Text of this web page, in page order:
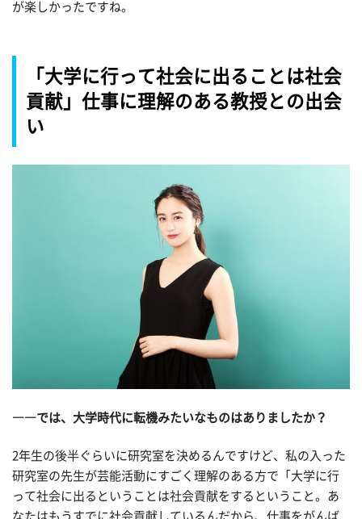
が楽しかったですね。
「大学に行って社会に出ることは社会
貢献」仕事に理解のある教授との出会
い
――では、大学時代に転機みたいなものはありましたか？
2年生の後半ぐらいに研究室を決めるんですけど、私の入った
研究室の先生が芸能活動にすごく理解のある方で「大学に行
って社会に出るということは社会貢献をするということ。あ
なたはもうすでに社会貢献しているんだから、仕事をがんば